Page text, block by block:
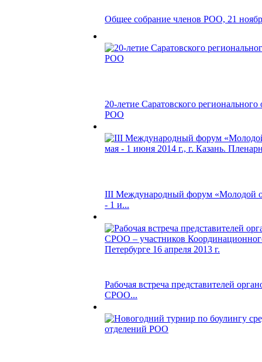
Общее собрание членов РОО, 21
20-летие Саратовского регионального
РОО
III Международный форум «Молодой
- 1 и...
Рабочая встреча представителей
СРОО...